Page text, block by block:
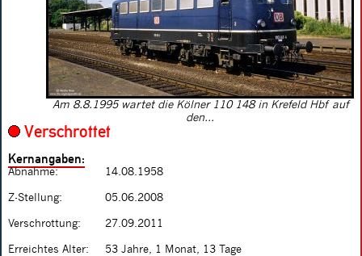
Am 8.8.1995 wartet die Kölner 110 148 in Krefeld Hbf auf
den...
Verschrottet
Kernangaben:
Abnahme: 14.08.1958
Z-Stellung: 05.06.2008
Verschrottung: 27.09.2011
Erreichtes Alter: 53 Jahre, 1 Monat, 13 Tage